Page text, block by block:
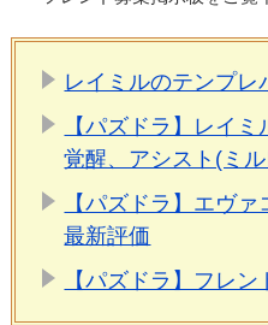
レイミルのテンプレ
【パズドラ】レイ
覚醒、アシスト(ミ
【パズドラ】エヴ
最新評価
【パズドラ】フレ